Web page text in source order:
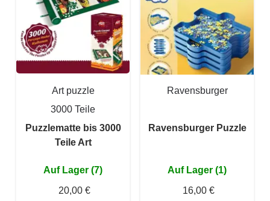
Art puzzle
3000 Teile
Puzzlematte bis 3000
Teile Art
Auf Lager (7)
20,00 €
Ravensburger
Ravensburger Puzzle
Auf Lager (1)
16,00 €